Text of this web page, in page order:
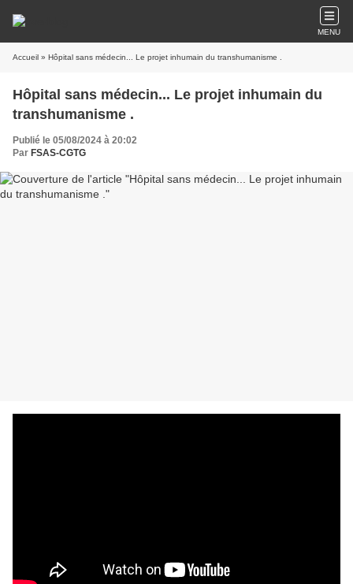
MENU
Accueil » Hôpital sans médecin... Le projet inhumain du transhumanisme .
Hôpital sans médecin... Le projet inhumain du
transhumanisme .
Publié le 05/08/2024 à 20:02
Par FSAS-CGTG